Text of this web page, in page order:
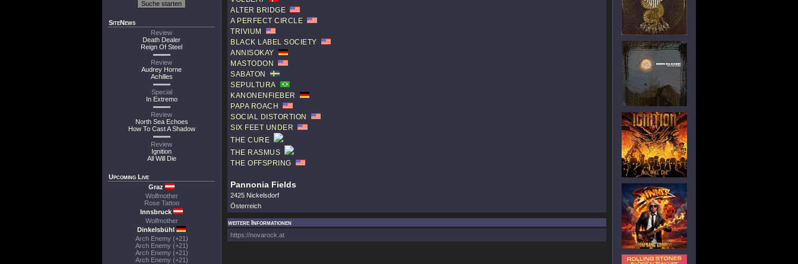
SiteNews
Review
Death Dealer
Reign Of Steel
Review
Audrey Horne
Achilles
Special
In Extremo
Review
North Sea Echoes
How To Cast A Shadow
Review
Ignition
All Will Die
Upcoming Live
Graz
Wolfmother
Rose Tattoo
Innsbruck
Wolfmother
Dinkelsbühl
Arch Enemy (+21)
Arch Enemy (+21)
Arch Enemy (+21)
Arch Enemy (+21)
ALTER BRIDGE
A PERFECT CIRCLE
TRIVIUM
BLACK LABEL SOCIETY
ANNISOKAY
MASTODON
SABATON
SEPULTURA
KANONENFIEBER
PAPA ROACH
SOCIAL DISTORTION
SIX FEET UNDER
THE CURE
THE RASMUS
THE OFFSPRING
Pannonia Fields
2425 Nickelsdorf
Österreich
weitere Informationen
https://novarock.at